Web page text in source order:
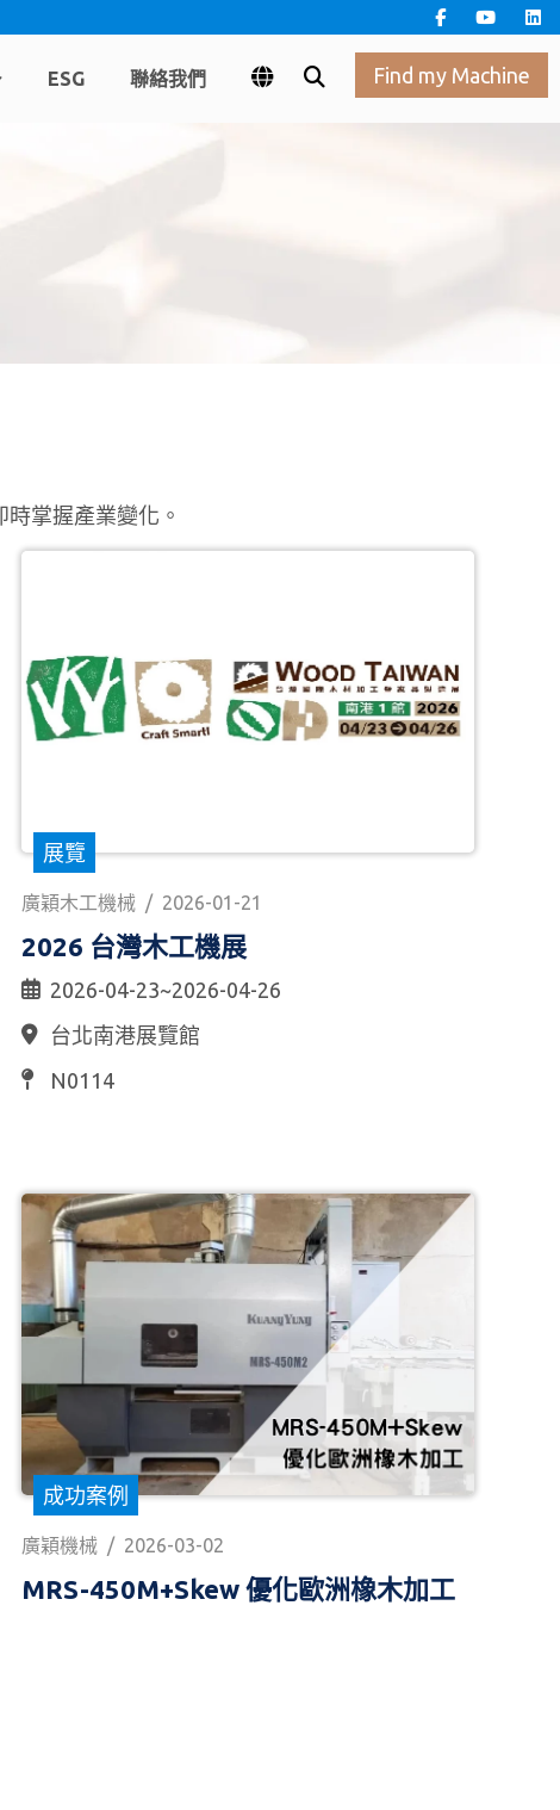
ESG 聯絡我們 Find my Machine
掌握產業變化。
展覽
廣穎木工機械 / 2026-01-21
2026 台灣木工機展
2026-04-23~2026-04-26
台北南港展覽館
N0114
成功案例
廣穎機械 / 2026-03-02
MRS-450M+Skew 優化歐洲橡木加工